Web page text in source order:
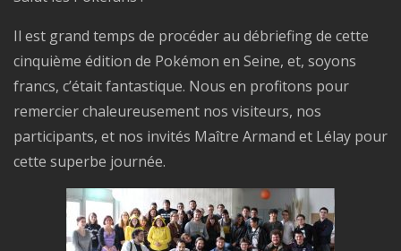
Il est grand temps de procéder au débriefing de cette
cinquième édition de Pokémon en Seine, et, soyons
francs, c’était fantastique. Nous en profitons pour
remercier chaleureusement nos visiteurs, nos
participants, et nos invités Maître Armand et Lélay pour
cette superbe journée.